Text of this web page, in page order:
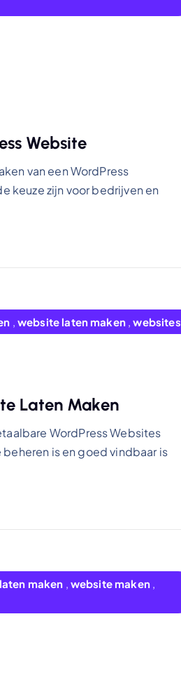
Website
van een WordPress
keuze zijn voor bedrijven en
website laten maken,websites
Laten Maken
WordPress Websites
is en goed vindbaar is
maken , website maken,